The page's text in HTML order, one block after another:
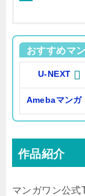
おすすめマ
U-NEXT
Amebaマンガ
作品紹介
マンガワン公式